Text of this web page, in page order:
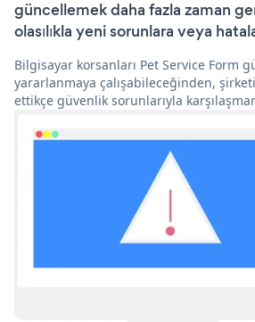
güncellemek daha fazla zaman
olasılıkla yeni sorunlara veya
Bilgisayar korsanları Pet Service Form
yararlanmaya çalışabileceğinden,
ettikçe güvenlik sorunlarıyla